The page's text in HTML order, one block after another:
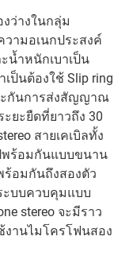
งว่างในกลุ่ม
วามอเนกประสงค์
น้ำหนักเบาเป็น
ป็นต้องใช้ Slip ring
ะกันการส่งสัญญาณ
ยะยืดที่ยาวถึง 30
สายเคเบิลทั้ง
พร้อมกันแบบขนาน
อมกันถึงสองตัว
ะบบควบคุมแบบ
stereo จะมีราว
งานไมโครโฟนสอง